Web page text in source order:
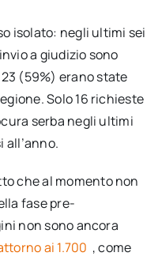
isolato: negli ultimi sei
a giudizio sono
(59%) erano state
Solo 16 richieste
serba negli ultimi
all’anno.
che al momento non
fase pre-
non sono ancora
ai 1.700 , come